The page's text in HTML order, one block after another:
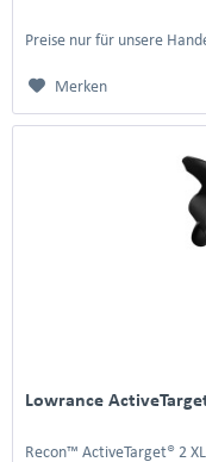
Preise nur für unsere
Merken
Lowrance
Recon™ ActiveTarget® 2